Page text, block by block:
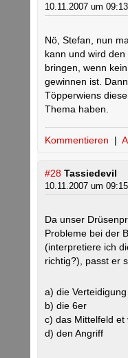
10.11.2007 um
Nö, Stefan, nun
kann und wird
bringen, wenn
gewinnen ist.
Töpperwiens
Thema haben.
Kommentieren |
#28 Tassiedevil
10.11.2007 um
Da unser
Probleme bei der
(interpretiere ich
richtig?), passt er
a) die Verteidigung
b) die 6er
c) das Mittelfeld et
d) den Angriff